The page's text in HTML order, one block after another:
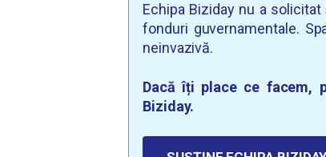
Echipa Biziday nu a
fonduri guvernamentale.
neinvazivă.
Dacă îți place ce facem,
Biziday.